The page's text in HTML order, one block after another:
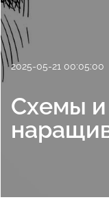
2025-05-21 00:05:00
Схемы и